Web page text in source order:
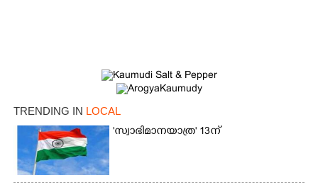
TRENDING IN LOCAL
'സ്വാഭിമാനയാത്ര' 13ന്